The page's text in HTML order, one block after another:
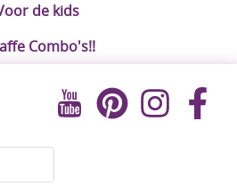
de kids
Combo's!!